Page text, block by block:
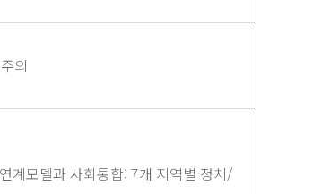
의
계모델과 사회통합: 7개 지역별 정치/